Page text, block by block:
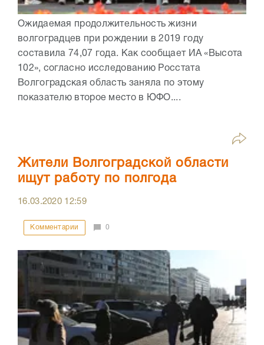
Ожидаемая продолжительность жизни
волгоградцев при рождении в 2019 году
составила 74,07 года. Как сообщает ИА «Высота
102», согласно исследованию Росстата
Волгоградская область заняла по этому
показателю второе место в ЮФО....
Жители Волгоградской области
ищут работу по полгода
16.03.2020 12:59
Комментарии 0